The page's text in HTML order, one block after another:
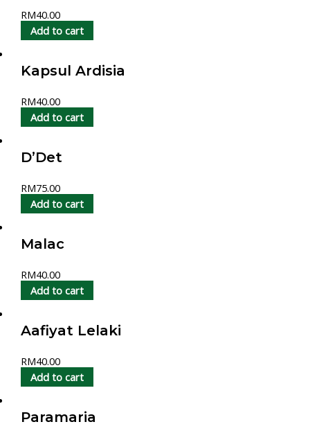
RM40.00
Add to cart
Kapsul Ardisia
RM40.00
Add to cart
D’Det
RM75.00
Add to cart
Malac
RM40.00
Add to cart
Aafiyat Lelaki
RM40.00
Add to cart
Paramaria